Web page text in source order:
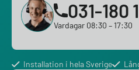
031-180
Vardagar 08:30 – 17:30
Installation i hela Sverige